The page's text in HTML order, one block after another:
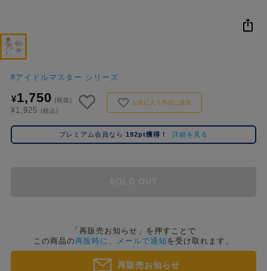
コ
ド
#アイドルマスター シリーズ
¥1,750 (税抜)
¥1,925 (税込)
お気に入り作品に追加
プレミアム会員なら 192pt獲得！ 詳細を見る
「再販売お知らせ」を押すことで
この商品の再販時に、メールで通知 を受け取れます。
再販売お知らせ